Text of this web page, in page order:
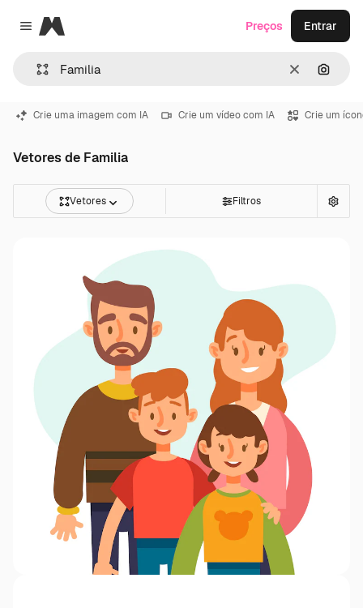
Close menu
Magnific
Limpar
Preços Entrar
Crie uma imagem com IA Crie um vídeo com IA Crie um
Vetores de Familia
Vetores Filtros